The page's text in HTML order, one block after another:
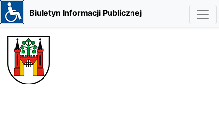
Biuletyn Informacji Publicznej